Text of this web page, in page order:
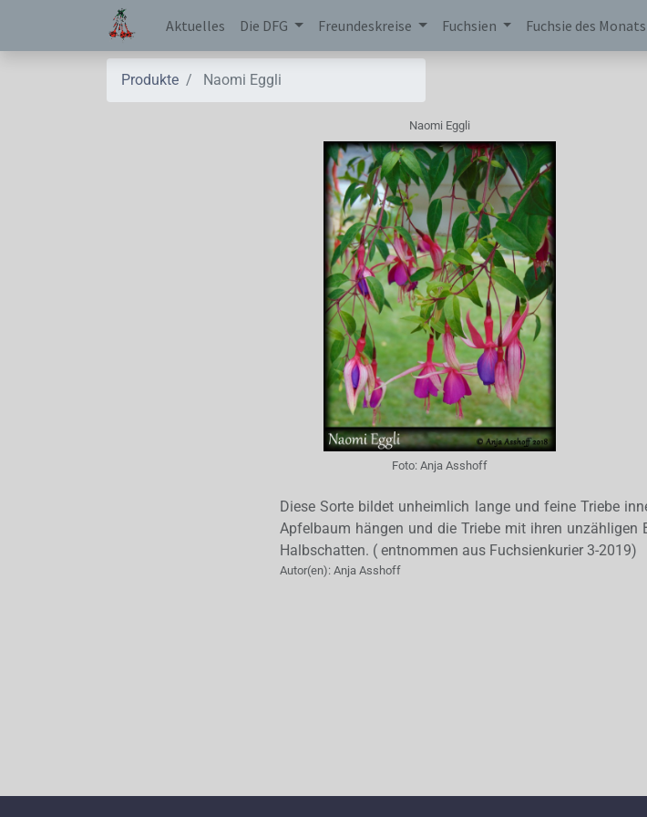
Aktuelles Die DFG Freundeskreise Fuchsien Fuchsie des Monats
Produkte Naomi Eggli
Naomi Eggli
Foto: Anja Asshoff
Diese Sorte bildet unheimlich lange und feine Triebe
Apfelbaum hängen und die Triebe mit ihren unzähligen
Halbschatten. ( entnommen aus Fuchsienkurier 3-2019)
Autor(en): Anja Asshoff